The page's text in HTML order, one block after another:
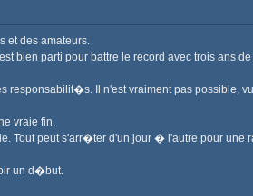
des amateurs.
bien parti pour battre le record avec trois ans
Il n'est vraiment pas possible,
vraie fin.
Tout peut s'arr�ter d'un jour � l'autre pour une
un d�but.